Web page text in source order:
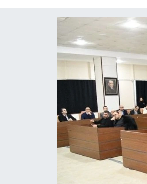
SAĞLIK
TARIM VE HAYVANCILIK
RESMİ İLAN